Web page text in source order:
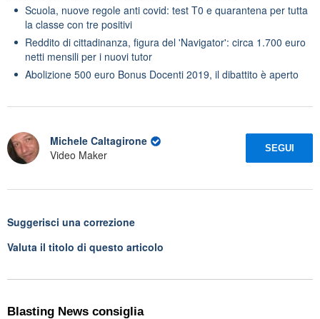
Scuola, nuove regole anti covid: test T0 e quarantena per tutta
la classe con tre positivi
Reddito di cittadinanza, figura del 'Navigator': circa 1.700 euro
netti mensili per i nuovi tutor
Abolizione 500 euro Bonus Docenti 2019, il dibattito è aperto
Michele Caltagirone
Video Maker
SEGUI
Suggerisci una correzione
Valuta il titolo di questo articolo
Blasting News consiglia